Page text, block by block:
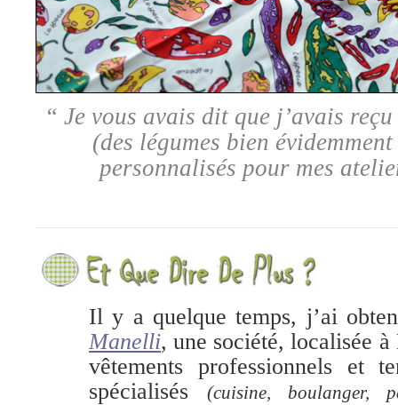
“ Je vous avais dit que j’avais
(des légumes bien
personnalisés pour mes
Il y a quelque temps, j’ai
Manelli, une société, localisée
vêtements professionnels et
spécialisés
(cuisine, boulanger,